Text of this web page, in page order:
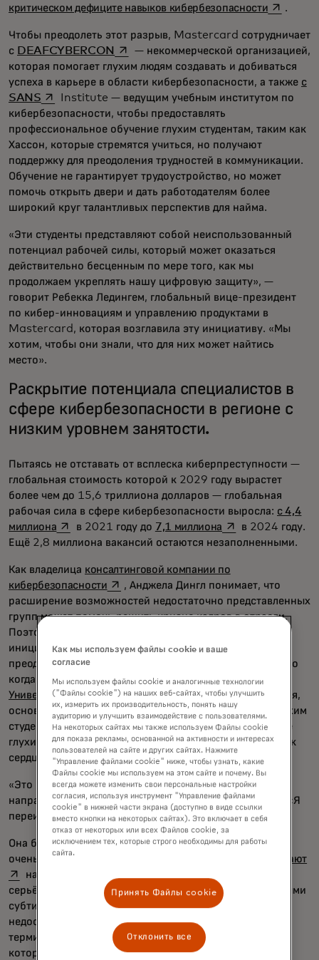
критическом дефиците навыков кибербезопасностиopens in
.
Чтобы преодолеть этот разрыв, Mastercard сотрудничает
с DEAFCYBERCON opens in a new tab
— некоммерческой организацией,
которая помогает глухим людям создавать и добиваться
успеха в карьере в области кибербезопасности, а также с
SANSopens in a new tab
Institute — ведущим учебным институтом по
кибербезопасности, чтобы предоставлять
профессиональное обучение глухим студентам, таким как
Хассон, которые стремятся учиться, но получают
поддержку для преодоления трудностей в коммуникации.
Обучение не гарантирует трудоустройство, но может
помочь открыть двери и дать работодателям более
широкий круг талантливых перспектив для найма.
«Эти студенты представляют собой неиспользованный
потенциал рабочей силы, который может оказаться
действительно бесценным по мере того, как мы
продолжаем укреплять нашу цифровую защиту», —
говорит Ребекка Ледингем, глобальный вице-президент
по кибер-инновациям и управлению продуктами в
Mastercard, которая возглавила эту инициативу. «Мы
хотим, чтобы они знали, что для них может найтись
место».
Раскрытие потенциала специалистов в
сфере кибербезопасности в регионе с
низким уровнем занятости.
Пытаясь не отставать от всплеска киберпреступности —
глобальная стоимость которой к 2029 году вырастет
более чем до 15,6 триллиона долларов — глобальная
рабочая сила в сфере кибербезопасности выросла: с 4,4
миллионаopens in a new tab
в 2021 году до 7,1 миллиона opens in a new
в 2024 году.
Ещё 2,8 миллиона вакансий остаются незаполненными.
Как владелица консалтинговой компании по
кибербезопасностиopens in a new tab
, Анджела Дингл понимает, что
расширение возможностей недостаточно представленных
групп может помочь решить кризис кадров в отрасли.
Поэтому в 2021 году она начала разрабатывать
инициативу, чтобы помочь женщинам с цветом кожи
преодолеть дискриминацию при найме в этой сфере. Но
когда она рассказала об этой идее коллеге из
Университета Галлодетopens in a new tab
в Вашингтоне, округ Колумбия,
основанного для глухих студентов, она узнала, что глухим
студентам ещё труднее найти работу. У Дингла есть две
глухие сестры, поэтому этот комментарий был близок к
сердцу.
«Это меня так разозлило, что я решил изменить
направленность своей программы», — говорит Дингл. «Я
переименовал его в DEAFCYBERCON».
Она быстро поняла, что из 11 миллионов глухих или
очень слабослышащих
людей в США только 54% работают
на работе. Глухие соискатели сталкиваются с
серьёзными проблемами на собеседованиях — сбойными
субтитрами, переводчиками жестового языка, которые
недостаточно хорошо разбираются в компьютерной
терминологии для точного перевода, интервьюерами,
которые предполагают, что возникшая неловкость
Как мы используем файлы cookie и ваше
согласие
Мы используем файлы cookie и аналогичные технологии
("Файлы cookie") на наших веб-сайтах, чтобы улучшить
их, измерить их производительность, понять нашу
аудиторию и улучшить взаимодействие с пользователями.
На некоторых сайтах мы также используем Файлы cookie
для показа рекламы, основанной на активности и интересах
пользователей на сайте и других сайтах. Нажмите
"Управление файлами cookie" ниже, чтобы узнать, какие
Файлы cookie мы используем на этом сайте и почему. Вы
всегда можете изменить свои персональные настройки
согласия, используя инструмент "Управление файлами
cookie" в нижней части экрана (доступно в виде ссылки
вместо кнопки на некоторых сайтах). Это включает в себя
отказ от некоторых или всех Файлов cookie, за
исключением тех, которые строго необходимы для работы
сайта.
Принять Файлы cookie
Отклонить все